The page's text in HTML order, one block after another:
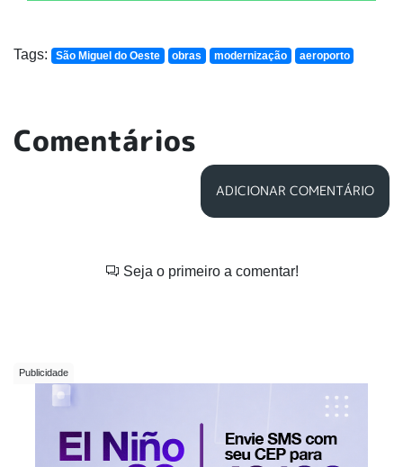
Tags: São Miguel do Oeste obras modernização aeroporto
Comentários
ADICIONAR COMENTÁRIO
Seja o primeiro a comentar!